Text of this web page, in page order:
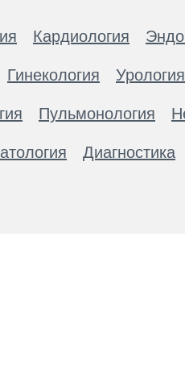
Кардиология
Гинекология Урология
Пульмонология
Диагностика